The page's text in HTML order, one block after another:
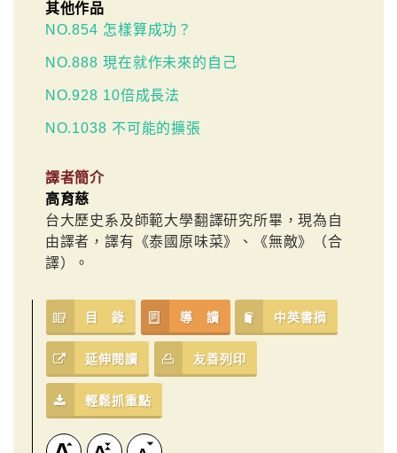
其他作品
NO.854 怎樣算成功？
NO.888 現在就作未來的自己
NO.928 10倍成長法
NO.1038 不可能的擴張
譯者簡介
高育慈
台大歷史系及師範大學翻譯研究所畢，現為自
由譯者，譯有《泰國原味菜》、《無敵》（合
譯）。
目 錄 導 讀 中英書摘
延伸閱讀 友善列印
輕鬆抓重點